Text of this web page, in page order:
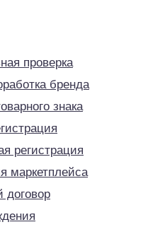
проверка
бренда
знака
регистрация
маркетплейса
договор